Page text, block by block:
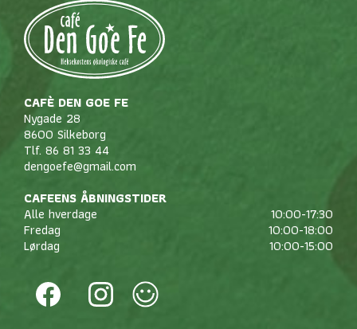
CAFÈ DEN GOE FE
Nygade 28
8600 Silkeborg
Tlf. 86 81 33 44
dengoefe@gmail.com
CAFEENS ÅBNINGSTIDER
Alle hverdage
10:00-17:30
Fredag
10:00-18:00
Lørdag
10:00-15:00